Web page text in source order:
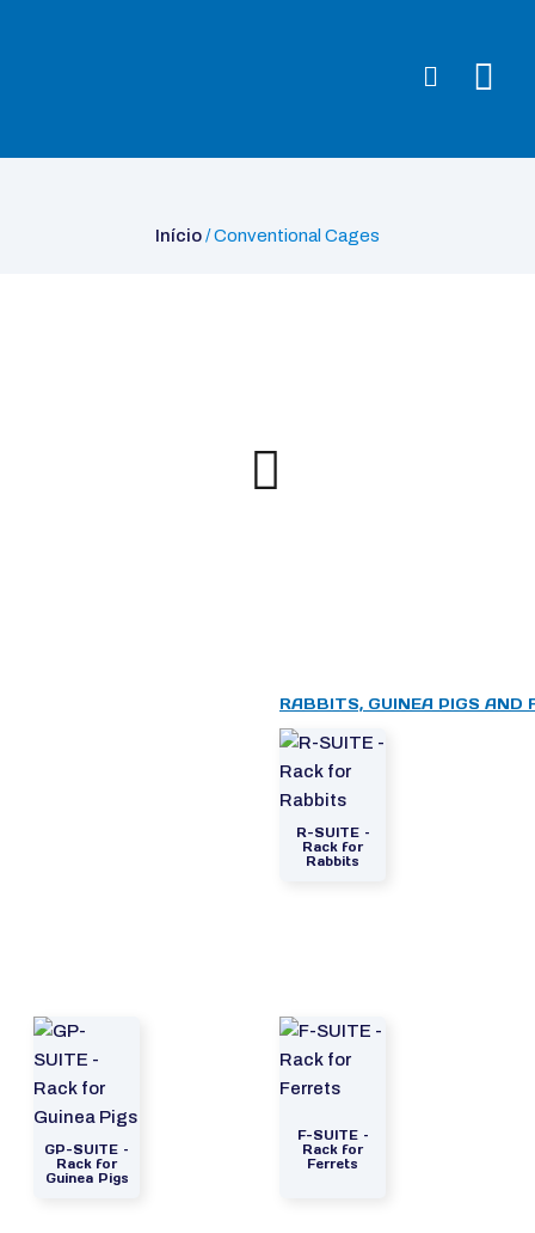
Início/ Conventional Cages
RABBITS, GUINEA PIGS AND
R-SUITE –
Rack for
Rabbits
GP-SUITE –
Rack for
Guinea Pigs
F-SUITE –
Rack for
Ferrets